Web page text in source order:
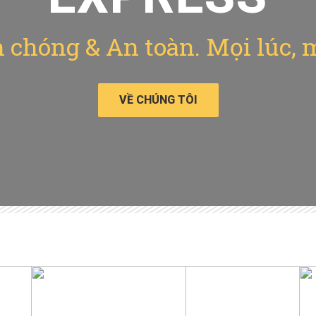
chóng & An toàn. Mọi lúc,
VỀ CHÚNG TÔI